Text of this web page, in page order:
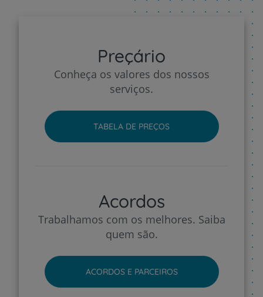
Preçário
Conheça os valores dos nossos
serviços.
TABELA DE PREÇOS
Acordos
Trabalhamos com os melhores. Saiba
quem são.
ACORDOS E PARCEIROS